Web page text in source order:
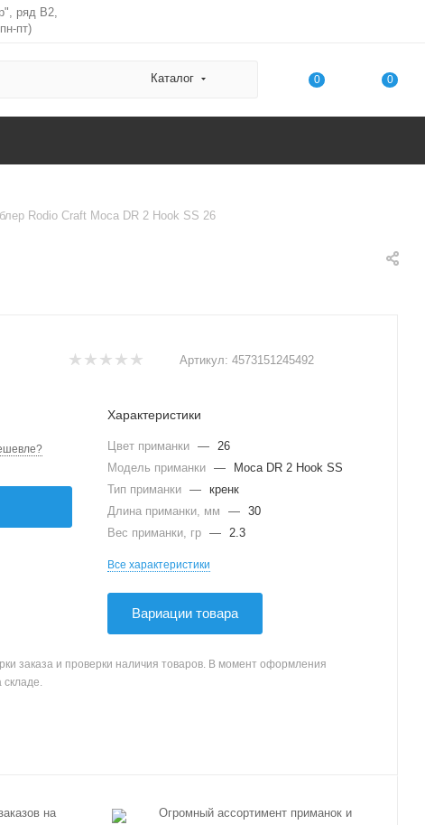
ряд В2,
пт)
Каталог 0 0
Rodio Craft Moca DR 2 Hook SS 26
Артикул: 4573151245492
Характеристики
Цвет приманки — 26
Модель приманки —
Moca DR 2 Hook SS
Тип приманки — кренк
Длина приманки, мм
— 30
Вес приманки, гр — 2.3
Все характеристики
Вариации товара
заказа и проверки наличия товаров. В момент оформления
складе.
на
Огромный ассортимент приманок и